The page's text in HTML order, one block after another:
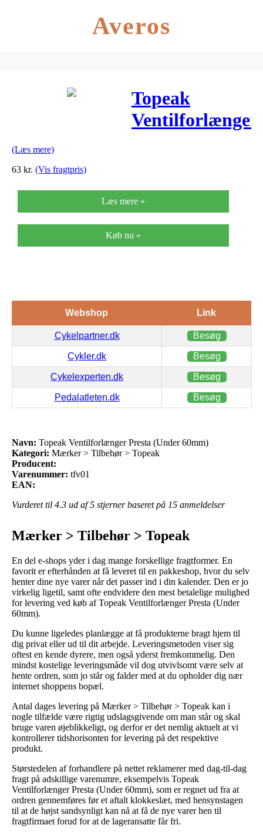
Averos
Topeak
Ventilforlænger
(Læs mere)
63 kr. (Vis fragtpris)
Læs mere »
Køb nu »
Webshop Link
Cykelpartner.dk Besøg
Cykler.dk Besøg
Cykelexperten.dk Besøg
Pedalatleten.dk Besøg
Navn: Topeak Ventilforlænger Presta (Under 60mm)
Kategori: Mærker > Tilbehør > Topeak
Producent:
Varenummer: tfv01
EAN:
Vurderet til 4.3 ud af 5 stjerner baseret på 15 anmeldelser
Mærker > Tilbehør > Topeak
En del e-shops yder i dag mange forskellige fragtformer. En
favorit er efterhånden at få leveret til en pakkeshop, hvor du selv
henter dine nye varer når det passer ind i din kalender. Den er jo
virkelig ligetil, samt ofte endvidere den mest betalelige mulighed
for levering ved køb af Topeak Ventilforlænger Presta (Under
60mm).
Du kunne ligeledes planlægge at få produkterne bragt hjem til
dig privat eller ud til dit arbejde. Leveringsmetoden viser sig
oftest en kende dyrere, men også yderst fremkommelig. Den
mindst kostelige leveringsmåde vil dog utvivlsomt være selv at
hente ordren, som jo står og falder med at du opholder dig nær
internet shoppens bopæl.
Antal dages levering på Mærker > Tilbehør > Topeak kan i
nogle tilfælde være rigtig udslagsgivende om man står og skal
bruge varen øjeblikkeligt, og derfor er det nemlig aktuelt at vi
kontrollerer tidshorisonten for levering på det respektive
produkt.
Størstedelen af forhandlere på nettet reklamerer med dag-til-dag
fragt på adskillige varenumre, eksempelvis Topeak
Ventilforlænger Presta (Under 60mm), som er regnet ud fra at
ordren gennemføres før et aftalt klokkeslæt, med hensynstagen
til at de højst sandsynligt kan nå at få de nye varer hen til
fragtfirmaet forud for at de lageransatte får fri.